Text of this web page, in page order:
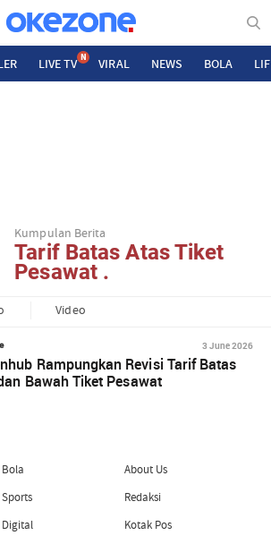
LIVE TV N VIRAL NEWS BOLA
Kumpulan Berita
Tarif Batas Atas Tiket
Pesawat .
Video
3 June 2026
Rampungkan Revisi Tarif Batas
Bawah Tiket Pesawat
Bola
Sports
Digital
About Us
Redaksi
Kotak Pos